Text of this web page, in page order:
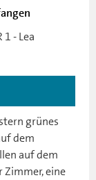
- Lea
grünes
dem
auf dem
Zimmer, eine